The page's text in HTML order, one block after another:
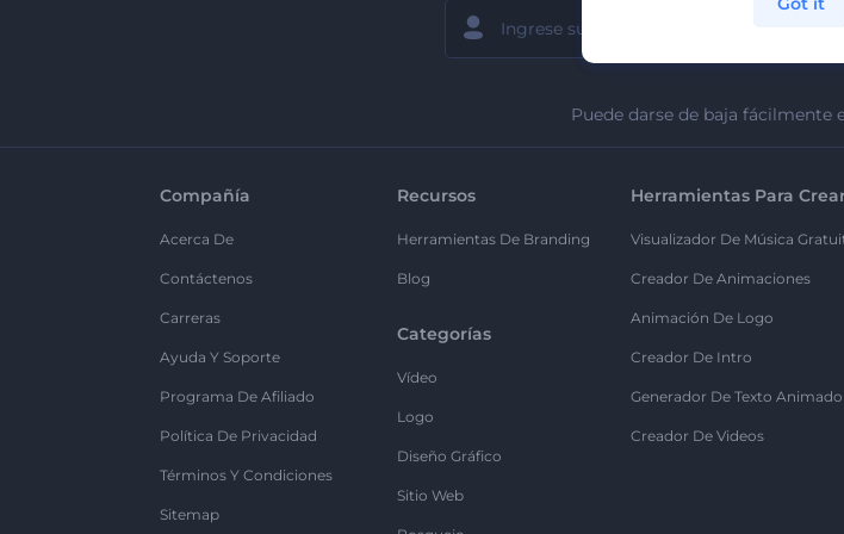
Puede darse de baja fácilmente
Compañía
Acerca De
Contáctenos
Carreras
Ayuda Y Soporte
Programa De Afiliado
Política De Privacidad
Términos Y Condiciones
Sitemap
Recursos
Herramientas De Branding
Blog
Categorías
Vídeo
Logo
Diseño Gráfico
Sitio Web
Herramientas Para
Visualizador De Música
Creador De Animaciones
Animación De Logo
Creador De Intro
Generador De Texto Animado
Creador De Videos